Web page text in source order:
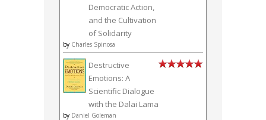
Democratic Action,
and the Cultivation
of Solidarity
by Charles Spinosa
Destructive
Emotions: A
Scientific Dialogue
with the Dalai Lama
by Daniel Goleman